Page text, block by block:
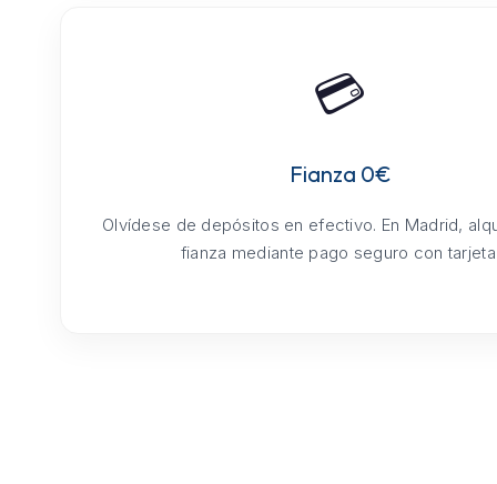
💳
Fianza 0€
Olvídese de depósitos en efectivo. En Madrid,
fianza mediante pago seguro con